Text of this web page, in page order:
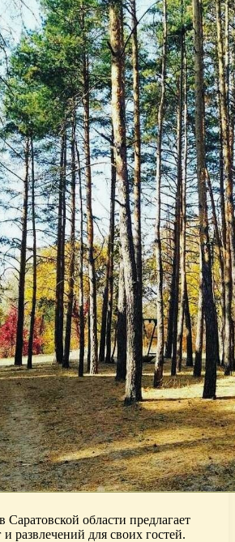
области предлагает
развлечений для своих гостей.